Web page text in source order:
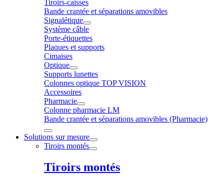
Tiroirs-caisses
Bande crantée et séparations amovibles
Signalétique
Système câble
Porte-étiquettes
Plaques et supports
Cimaises
Optique
Supports lunettes
Colonnes optique TOP VISION
Accessoires
Pharmacie
Colonne pharmacie LM
Bande crantée et séparations amovibles (Pharmacie)
Solutions sur mesure
Tiroirs montés
Tiroirs montés